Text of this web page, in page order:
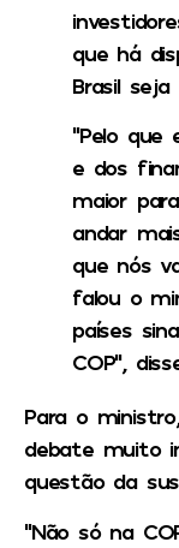
que há
Brasil
“Pelo que
e dos
maior
andar
que nós
falou o
países
COP”,
Para o
debate muito
questão da
“Não só na